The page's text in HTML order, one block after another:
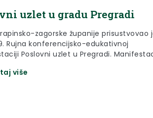
uzlet u gradu Pregradi
zagorske županije prisustvovao
Rujna konferencijsko-edukativnoj
Poslovni uzlet u Pregradi.
poduzetništva i obrta, Gradom
više